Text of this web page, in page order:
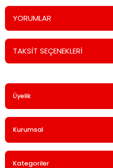
YORUMLAR
Bu ürüne ilk
TAKSİT SEÇENEKLERİ
Üyelik
Kurumsal
Kategoriler